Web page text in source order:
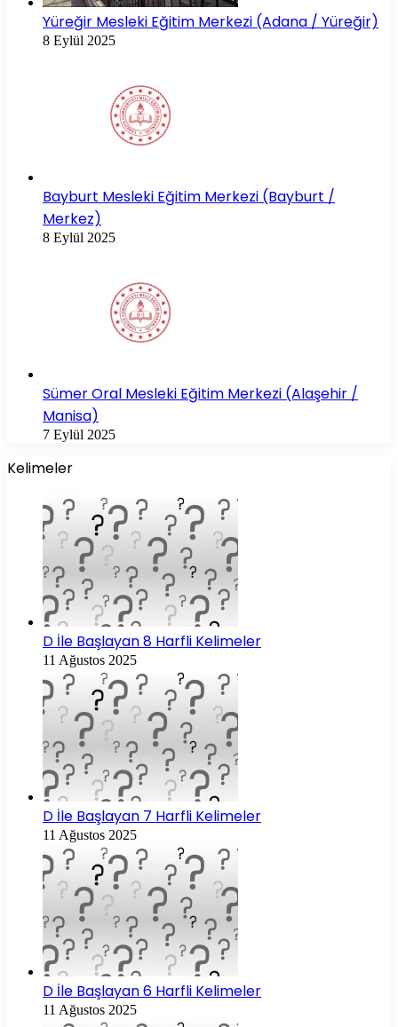
Yüreğir Mesleki Eğitim Merkezi (Adana / Yüreğir)
8 Eylül 2025
Bayburt Mesleki Eğitim Merkezi (Bayburt /
Merkez)
8 Eylül 2025
Sümer Oral Mesleki Eğitim Merkezi (Alaşehir /
Manisa)
7 Eylül 2025
Kelimeler
D İle Başlayan 8 Harfli Kelimeler
11 Ağustos 2025
D İle Başlayan 7 Harfli Kelimeler
11 Ağustos 2025
D İle Başlayan 6 Harfli Kelimeler
11 Ağustos 2025